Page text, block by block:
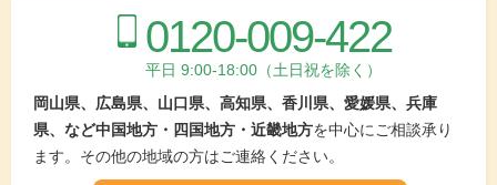
0120-009-422
平日 9:00-18:00（土日祝を除く）
岡山県、広島県、山口県、高知県、香川県、愛媛県、兵庫
県、など中国地方・四国地方・近畿地方を中心にご相談承り
ます。その他の地域の方はご連絡ください。